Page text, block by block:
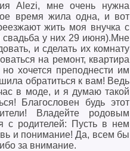
Alezi, мне очень нужна
время жила одна, и вот
жить моя внучка с
у них 29 июня).Мне
и сделать их комнату
на ремонт, квартира
хочется преподнести им
обратиться к вам! Ведь
в моде, и я думаю такой
Благословен будь этот
Владейте родовым
с родителей: Пусть в нем
и понимание! Да, всем бы
за внимание.